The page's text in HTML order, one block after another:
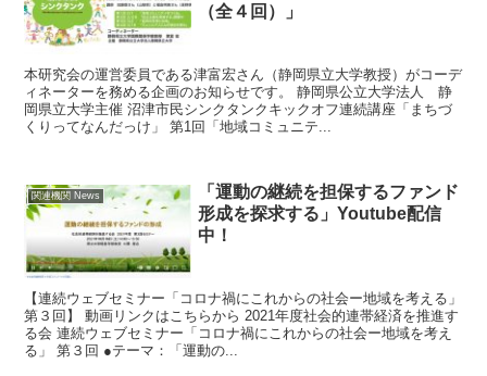
（全４回）」
本研究会の運営委員である津富宏さん（静岡県立大学教授）がコーデ
ィネーターを務める企画のお知らせです。 静岡県公立大学法人 静
岡県立大学主催 沼津市民シンクタンクキックオフ連続講座「まちづ
くりってなんだっけ」 第1回「地域コミュニテ...
関連機関 News
「運動の継続を担保するファンド
形成を探求する」Youtube配信
中！
【連続ウェブセミナー「コロナ禍にこれからの社会ー地域を考える」
第３回】 動画リンクはこちらから 2021年度社会的連帯経済を推進す
る会 連続ウェブセミナー「コロナ禍にこれからの社会ー地域を考え
る」 第３回 ●テーマ：「運動の...